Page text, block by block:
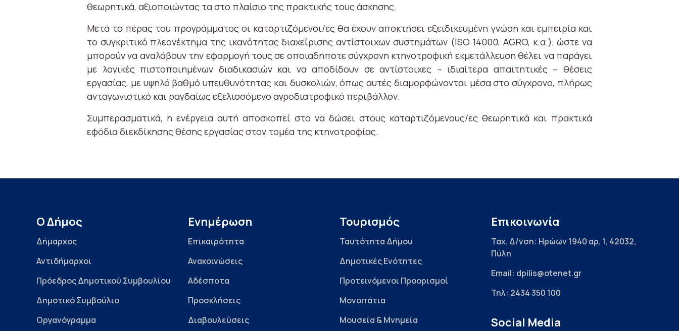
θεωρητικά, αξιοποιώντας τα στο πλαίσιο της πρακτικής τους άσκησης.
Μετά το πέρας του προγράμματος οι καταρτιζόμενοι/ες θα έχουν αποκτήσει εξειδικευμένη γνώση και εμπειρία και
το συγκριτικό πλεονέκτημα της ικανότητας διαχείρισης αντίστοιχων συστημάτων (ISO 14000, AGRO, κ.α.), ώστε να
μπορούν να αναλάβουν την εφαρμογή τους σε οποιαδήποτε σύγχρονη κτηνοτροφική εκμετάλλευση θέλει να παράγει
με λογικές πιστοποιημένων διαδικασιών και να αποδίδουν σε αντίστοιχες – ιδιαίτερα απαιτητικές – θέσεις
εργασίας, με υψηλό βαθμό υπευθυνότητας και δυσκολιών, όπως αυτές διαμορφώνονται μέσα στο σύγχρονο, πλήρως
ανταγωνιστικό και ραγδαίως εξελισσόμενο αγροδιατροφικό περιβάλλον.
Συμπερασματικά, η ενέργεια αυτή αποσκοπεί στο να δώσει στους καταρτιζόμενους/ες θεωρητικά και πρακτικά
εφόδια διεκδίκησης θέσης εργασίας στον τομέα της κτηνοτροφίας.
Ο Δήμος
Δήμαρχος
Αντιδήμαρχοι
Πρόεδρος Δημοτικού Συμβουλίου
Δημοτικό Συμβούλιο
Οργανόγραμμα
Ενημέρωση
Επικαιρότητα
Ανακοινώσεις
Αδέσποτα
Προσκλήσεις
Διαβουλεύσεις
Τουρισμός
Ταυτότητα Δήμου
Δημοτικές Ενότητες
Προτεινόμενοι Προορισμοί
Μονοπάτια
Μουσεία & Μνημεία
Επικοινωνία
Ταχ. Δ/νση: Ηρώων 1940 αρ. 1, 42032,
Πύλη
Email: dpilis@otenet.gr
Τηλ: 2434 350 100
Social Media